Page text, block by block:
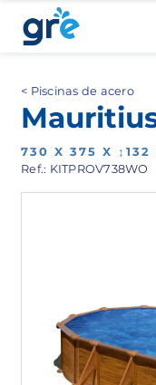
Piscinas de acero
730 X 375 X ↕132
Ref.: KITPROV738WO